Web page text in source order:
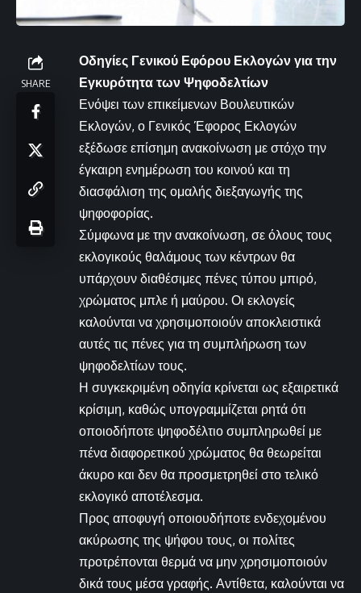
SHARE
Οδηγίες Γενικού Εφόρου Εκλογών για την
Εγκυρότητα των Ψηφοδελτίων
Ενόψει των επικείμενων Βουλευτικών
Εκλογών, ο Γενικός Έφορος Εκλογών
εξέδωσε επίσημη ανακοίνωση με στόχο την
έγκαιρη ενημέρωση του κοινού και τη
διασφάλιση της ομαλής διεξαγωγής της
ψηφοφορίας.
Σύμφωνα με την ανακοίνωση, σε όλους τους
εκλογικούς θαλάμους των κέντρων θα
υπάρχουν διαθέσιμες πένες τύπου μπιρό,
χρώματος μπλε ή μαύρου. Οι εκλογείς
καλούνται να χρησιμοποιούν αποκλειστικά
αυτές τις πένες για τη συμπλήρωση των
ψηφοδελτίων τους.
Η συγκεκριμένη οδηγία κρίνεται ως εξαιρετικά
κρίσιμη, καθώς υπογραμμίζεται ρητά ότι
οποιοδήποτε ψηφοδέλτιο συμπληρωθεί με
πένα διαφορετικού χρώματος θα θεωρείται
άκυρο και δεν θα προσμετρηθεί στο τελικό
εκλογικό αποτέλεσμα.
Προς αποφυγή οποιουδήποτε ενδεχομένου
ακύρωσης της ψήφου τους, οι πολίτες
προτρέπονται θερμά να μην χρησιμοποιούν
δικά τους μέσα γραφής. Αντίθετα, καλούνται να